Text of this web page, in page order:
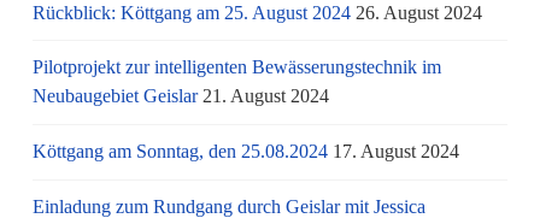
Rückblick: Köttgang am 25. August 2024 26. August 2024
Pilotprojekt zur intelligenten Bewässerungstechnik im
Neubaugebiet Geislar 21. August 2024
Köttgang am Sonntag, den 25.08.2024 17. August 2024
Einladung zum Rundgang durch Geislar mit Jessica